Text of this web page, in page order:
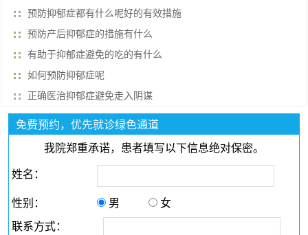
预防抑郁症都有什么呢好的有效措施
预防产后抑郁症的措施有什么
有助于抑郁症避免的吃的有什么
如何预防抑郁症呢
正确医治抑郁症避免走入阴谋
免费预约，优先就诊绿色通道
我院郑重承诺，患者填写以下信息绝对保密。
姓名：
性别：
男
女
联系方式：